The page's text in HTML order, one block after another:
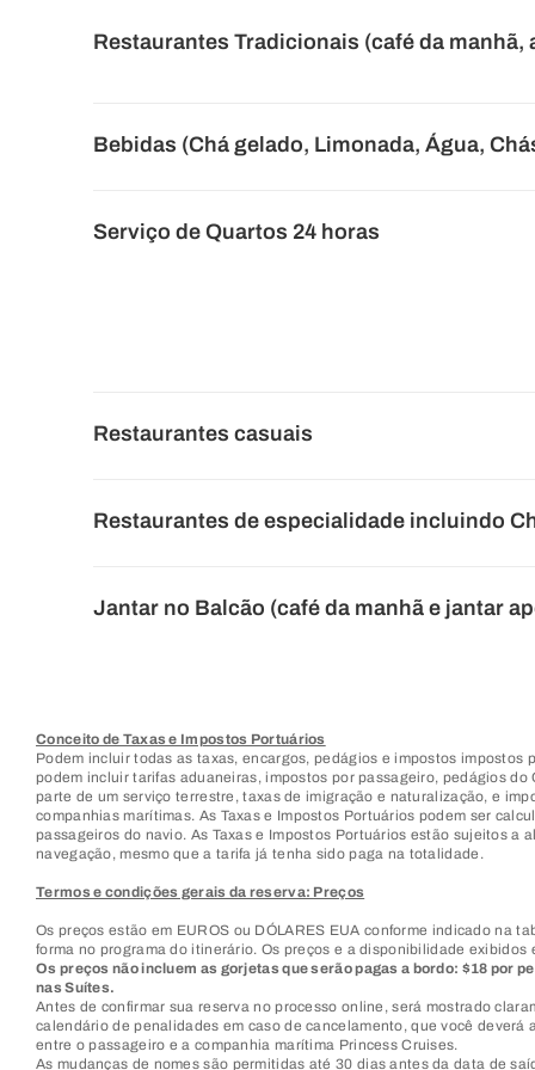
Restaurantes Tradicionais (café da manhã,
Bebidas (Chá gelado, Limonada, Água,
Serviço de Quartos 24 horas
Restaurantes casuais
Restaurantes de especialidade incluindo
Jantar no Balcão (café da manhã e jantar
Conceito de Taxas e Impostos Portuários
Podem incluir todas as taxas, encargos, pedágios e impostos
podem incluir tarifas aduaneiras, impostos por passageiro, pedágios
parte de um serviço terrestre, taxas de imigração e naturalização, e
companhias marítimas. As Taxas e Impostos Portuários podem ser
passageiros do navio. As Taxas e Impostos Portuários estão sujeitos
navegação, mesmo que a tarifa já tenha sido paga na totalidade.
Termos e condições gerais da reserva: Preços
Os preços estão em EUROS ou DÓLARES EUA conforme indicado na
forma no programa do itinerário. Os preços e a disponibilidade
Os preços não incluem as gorjetas que serão pagas a bordo: $18 por
nas Suítes.
Antes de confirmar sua reserva no processo online, será mostrado
calendário de penalidades em caso de cancelamento, que você
entre o passageiro e a companhia marítima Princess Cruises.
As mudanças de nomes são permitidas até 30 dias antes da data de